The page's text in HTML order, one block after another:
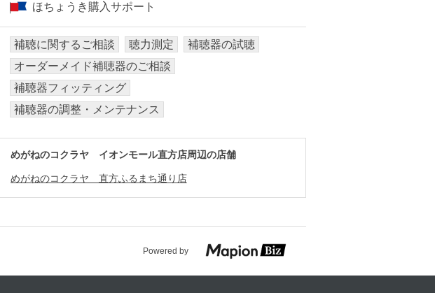
ほちょうき購入サポート
補聴に関するご相談 聴力測定
補聴器の試聴
オーダーメイド補聴器のご相談
補聴器フィッティング
補聴器の調整・メンテナンス
めがねのコクラヤ イオンモール直方店周辺の店舗
めがねのコクラヤ 直方ふるまち通り店
Powered by